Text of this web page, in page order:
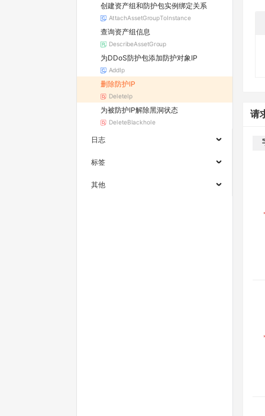
创建资产组和防护包实例绑定关系
AttachAssetGroupToInstance
查询资产组信息
DescribeAssetGroup
为DDoS防护包添加防护对象IP
AddIp
删除防护IP
DeleteIp
为被防护IP解除黑洞状态
DeleteBlackhole
日志
标签
其他
请